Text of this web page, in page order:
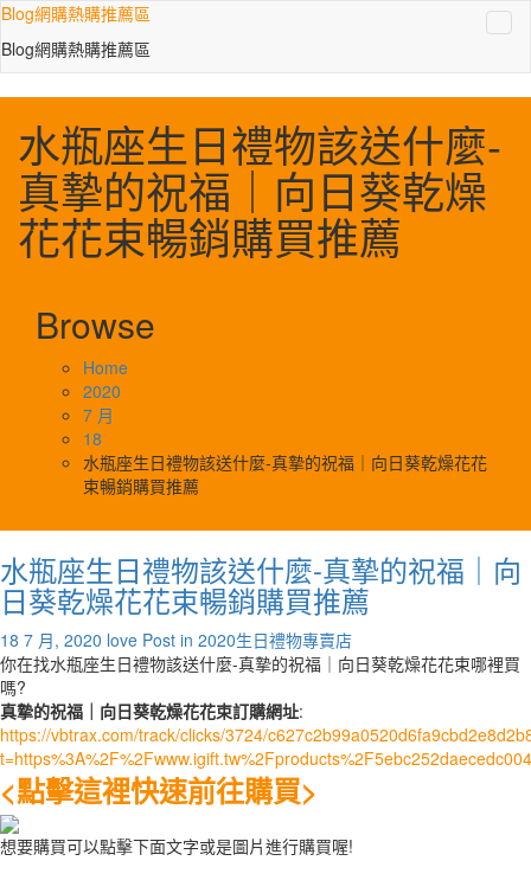
Skip
content
Blog網購熱購推薦區
Blog網購熱購推薦區
水瓶座生日禮物該送什麼-
真摯的祝福｜向日葵乾燥
花花束暢銷購買推薦
Browse
Home
2020
7 月
18
水瓶座生日禮物該送什麼-真摯的祝福｜向日葵乾燥花花
束暢銷購買推薦
水瓶座生日禮物該送什麼-真摯的祝福｜向
日葵乾燥花花束暢銷購買推薦
18 7 月, 2020 love Post in 2020生日禮物專賣店
你在找水瓶座生日禮物該送什麼-真摯的祝福｜向日葵乾燥花花束哪裡買
嗎?
真摯的祝福｜向日葵乾燥花花束訂購網址:
https://vbtrax.com/track/clicks/3724/
<點擊這裡快速前往購買>
想要購買可以點擊下面文字或是圖片進行購買喔!